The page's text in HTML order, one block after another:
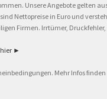
Unsere Angebote
Nettopreise in Euro und
Firmen. Irrtümer,
hier ►
Mehr Infos finden